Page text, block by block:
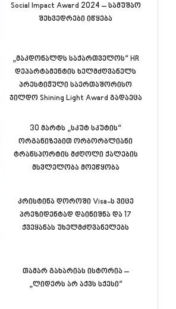
Social Impact Award 2024 – სამუშაო
შეხვედრები იწყება
„მაკდონალდს საქართველოს“ HR
დეპარტამენტის ხელმძღვანელს
პრესტიჟული საერთაშორისო
ჯილდო Shining Light Award გადაეცა
30 მარტს „სკუტ სკუტის“
ორგანიზებით ორბორბლიანი
ტრანსპორტის მძღოლი ქალების
მსვლელობა მოეწყობა
კრისტინა დოროში Visa-ს ვიცე
პრეზიდენტად დაინიშნა და 17
ქვეყანას უხელმძღვანელებს
თამარ გახარიას ისტორია –
„ლიდერს არ აქვს სქესი“